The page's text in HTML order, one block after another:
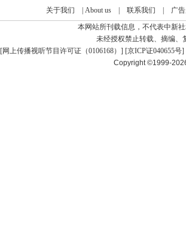
关于我们 About us| 联系我们
广
本网站所刊载信息，不代表中新
未经授权禁止转载、摘编、
[网上传播视听节目许可证（0106168） ] [京ICP证040655号]
Copyright ©1999-